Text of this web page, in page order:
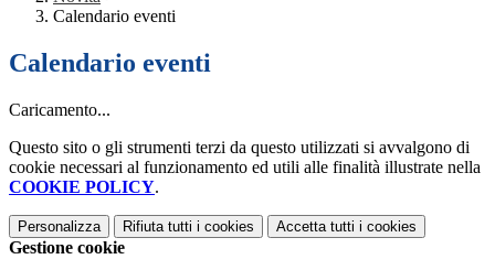
Calendario eventi
Calendario eventi
Caricamento...
Questo sito o gli strumenti terzi da questo utilizzati si avvalgono di
cookie necessari al funzionamento ed utili alle finalità illustrate nella
COOKIE POLICY.
Personalizza Rifiuta tutti i cookies Accetta tutti i cookies
Gestione cookie